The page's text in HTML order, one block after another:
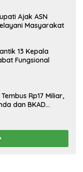
Ajak ASN
Masyarakat
13 Kepala
Fungsional
Rp17 Miliar,
dan BKAD